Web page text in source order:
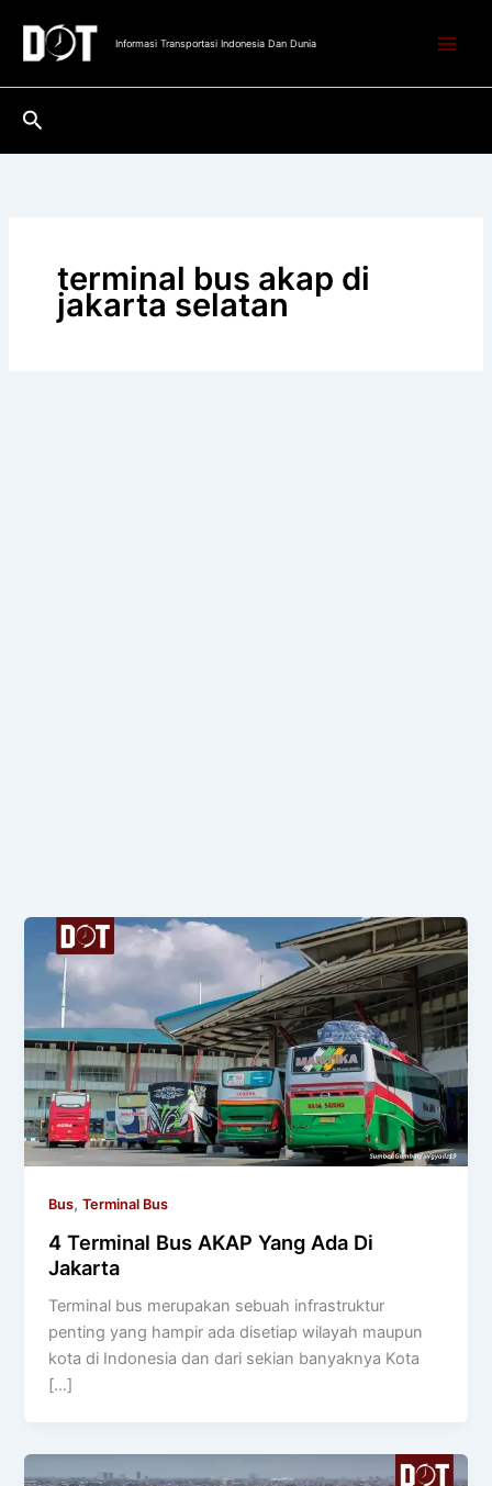
konten
Informasi Transportasi Indonesia Dan Dunia
Cari
terminal bus akap di
jakarta selatan
Bus,Terminal Bus
4 Terminal Bus AKAP Yang Ada Di
Jakarta
Terminal bus merupakan sebuah infrastruktur
penting yang hampir ada disetiap wilayah maupun
kota di Indonesia dan dari sekian banyaknya Kota
[…]